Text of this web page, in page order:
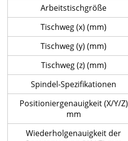
Arbeitstischgröße
Tischweg (x) (mm)
Tischweg (y) (mm)
Tischweg (z) (mm)
Spindel-Spezifikationen
Positioniergenauigkeit (X/Y/Z)
mm
Wiederholgenauigkeit der